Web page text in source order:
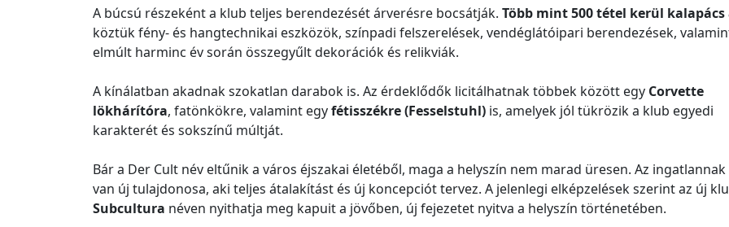
A búcsú részeként a klub teljes berendezését árverésre bocsátják. Több mint 500 tétel kerül kalapács
köztük fény- és hangtechnikai eszközök, színpadi felszerelések, vendéglátóipari berendezések,
elmúlt harminc év során összegyűlt dekorációk és relikviák.
A kínálatban akadnak szokatlan darabok is. Az érdeklődők licitálhatnak többek között egy Corvette
lökhárítóra, fatönkökre, valamint egyfétisszékre (Fesselstuhl) is, amelyek jól tükrözik a klub egyedi
karakterét és sokszínű múltját.
Bár a Der Cult név eltűnik a város éjszakai életéből, maga a helyszín nem marad üresen. Az
van új tulajdonosa, aki teljes átalakítást és új koncepciót tervez. A jelenlegi elképzelések szerint az új
Subcultura néven nyithatja meg kapuit a jövőben, új fejezetet nyitva a helyszín történetében.